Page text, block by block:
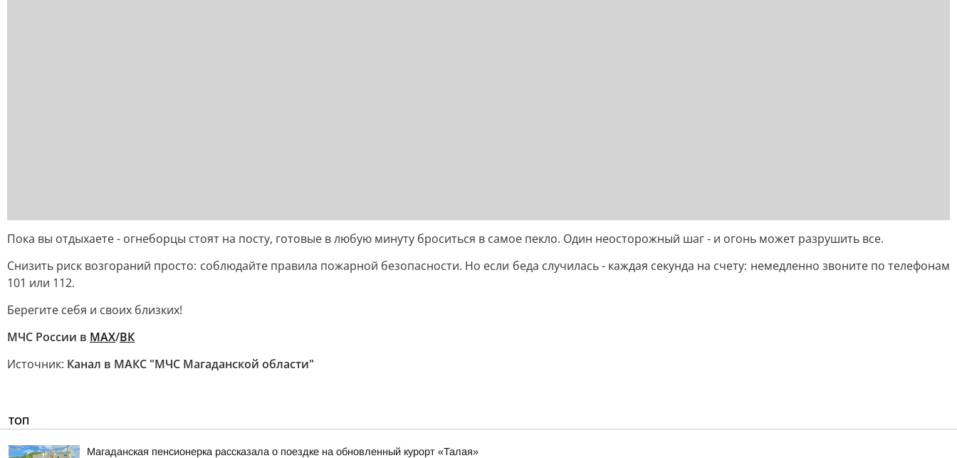
Пока вы отдыхаете - огнеборцы стоят на посту, готовые в любую минуту броситься в самое пекло. Один неосторожный шаг - и огонь может разрушить все.
Снизить риск возгораний просто: соблюдайте правила пожарной безопасности. Но если беда случилась - каждая секунда на счету: немедленно звоните по телефонам
101 или 112.
Берегите себя и своих близких!
МЧС России в МАХ/ВК
Источник: Канал в МАКС "МЧС Магаданской области"
ТОП
Магаданская пенсионерка рассказала о поездке на обновленный курорт «Талая»